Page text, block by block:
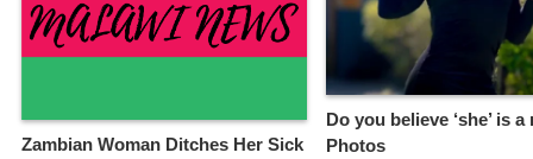
Zambian Woman Ditches Her Sick
Do you believe ‘she’ is a
Photos